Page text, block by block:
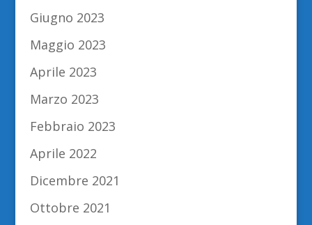
Giugno 2023
Maggio 2023
Aprile 2023
Marzo 2023
Febbraio 2023
Aprile 2022
Dicembre 2021
Ottobre 2021